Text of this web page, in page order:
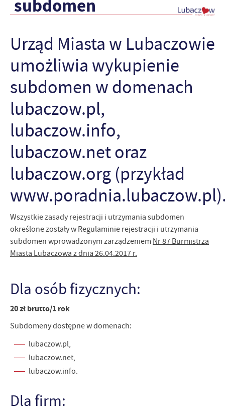
subdomen
Urząd Miasta w Lubaczowie
umożliwia wykupienie
subdomen w domenach
lubaczow.pl,
lubaczow.info,
lubaczow.net oraz
lubaczow.org (przykład
Wszystkie zasady rejestracji i utrzymania subdomen
określone zostały w Regulaminie rejestracji i utrzymania
subdomen wprowadzonym zarządzeniem Nr 87 Burmistrza
Miasta Lubaczowa z dnia 26.04.2017 r.
Dla osób fizycznych:
20 zł brutto/1 rok
Subdomeny dostępne w domenach:
lubaczow.pl,
lubaczow.net,
lubaczow.info.
Dla firm: